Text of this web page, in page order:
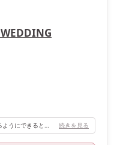
高砂を一段高くして後ろのゲストまで見えるようにできるところ。 続きを見る